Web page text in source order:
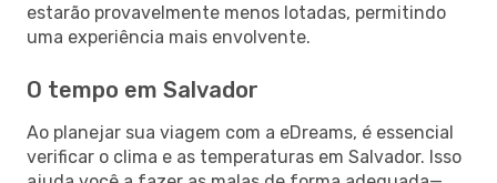
estarão provavelmente menos lotadas, permitindo
uma experiência mais envolvente.
O tempo em Salvador
Ao planejar sua viagem com a eDreams, é essencial
verificar o clima e as temperaturas em Salvador. Isso